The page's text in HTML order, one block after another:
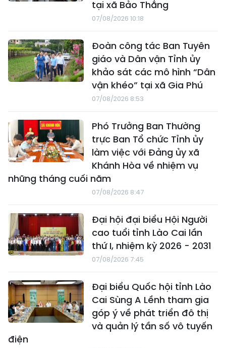
tại xã Bảo Thắng
07/08/2026 10:18
Đoàn công tác Ban Tuyên
giáo và Dân vận Tỉnh ủy
khảo sát các mô hình “Dân
vận khéo” tại xã Gia Phú
07/08/2026 8:53
Phó Trưởng Ban Thường
trực Ban Tổ chức Tỉnh ủy
làm việc với Đảng ủy xã
Khánh Hòa về nhiệm vụ
những tháng cuối năm
07/08/2026 8:47
Đại hội đại biểu Hội Người
cao tuổi tỉnh Lào Cai lần
thứ I, nhiệm kỳ 2026 - 2031
07/08/2026 7:45
Đại biểu Quốc hội tỉnh Lào
Cai Sùng A Lềnh tham gia
góp ý về phát triển đô thị
và quản lý tần số vô tuyến
điện